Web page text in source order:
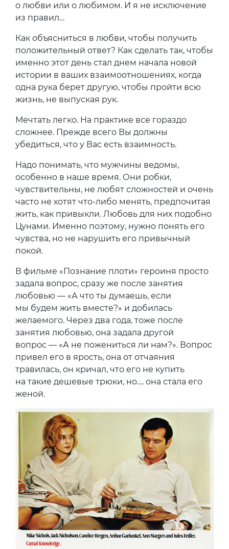
о любви или о любимом. И я не исключение
из правил…
Как объясниться в любви, чтобы получить
положительный ответ? Как сделать так, чтобы
именно этот день стал днем начала новой
истории в ваших взаимоотношениях, когда
одна рука берет другую, чтобы пройти всю
жизнь, не выпуская рук.
Мечтать легко. На практике все гораздо
сложнее. Прежде всего Вы должны
убедиться, что у Вас есть взаимность.
Надо понимать, что мужчины ведомы,
особенно в наше время. Они робки,
чувствительны, не любят сложностей и очень
часто не хотят что-либо менять, предпочитая
жить, как привыкли. Любовь для них подобно
Цунами. Именно поэтому, нужно понять его
чувства, но не нарушить его привычный
покой.
В фильме «Познание плоти» героиня просто
задала вопрос, сразу же после занятия
любовью — «А что ты думаешь, если
мы будем жить вместе?» и добилась
желаемого. Через два года, тоже после
занятия любовью, она задала другой
вопрос — «А не пожениться ли нам?». Вопрос
привел его в ярость, она от отчаяния
травилась, он кричал, что его не купить
на такие дешевые трюки, но…. она стала его
женой.